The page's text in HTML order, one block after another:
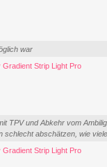
war
Strip Light Pro
TPV und Abkehr vom
abschätzen, wie
Strip Light Pro